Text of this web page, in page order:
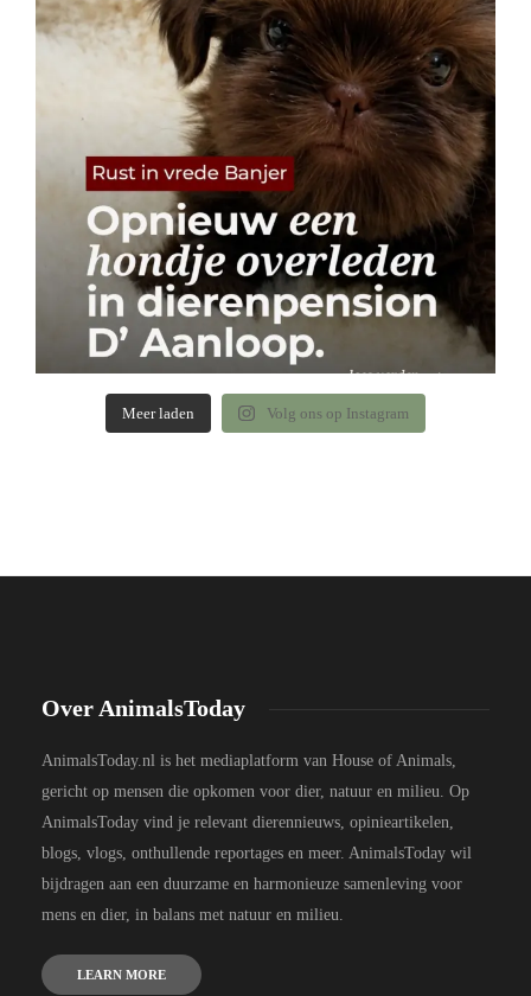
Meer laden Volg ons op Instagram
Over AnimalsToday
AnimalsToday.nl is het mediaplatform van House of Animals,
gericht op mensen die opkomen voor dier, natuur en milieu. Op
AnimalsToday vind je relevant dierennieuws, opinieartikelen,
blogs, vlogs, onthullende reportages en meer. AnimalsToday wil
bijdragen aan een duurzame en harmonieuze samenleving voor
mens en dier, in balans met natuur en milieu.
LEARN MORE